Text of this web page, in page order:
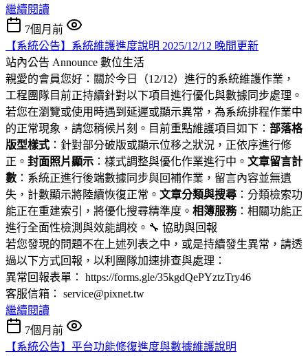
繼續閱讀
7個月前
【系統公告】系統維護進度說明 2025/12/12 晚間更新
站內公告 Announce 數位生活
親愛的會員您好：關於今日（12/12）進行的系統維護作業，
工程團隊目前正持續針對以下項目進行優化與數據同步處理。
若您在瀏覽或使用時遇到延遲或顯示異常，為系統排程作業中
的正常現象，請您稍候片刻。目前重點維護項目如下： 部落格
版型樣式 ：針對部分破版或顯示位移之狀況，正依序進行修
正。 封面照片顯示 ：樣式調整與優化作業進行中。 文章留言計
數 ：系統正進行後端數據同步與回補作業，留言內容並無遺
失，計數顯示將陸續恢復正常。 文章分類與搜尋 ：分類檢索功
能正在重建索引，將優化搜尋精準度。 相簿服務：相關功能正
進行全面性檢測與效能調校。🔧 協助與回報
若您發現的問題不在上述列表之中，或是持續發生異常，請透
過以下方式回報，以利團隊加速排查與處理：
異常回報表單： https://forms.gle/35kgdQePYztzTry46
客服信箱： service@pixnet.tw
繼續閱讀
7個月前
【系統公告】平台功能修復進度與數據維護說明